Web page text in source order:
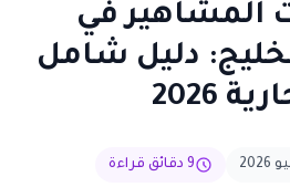
المشاهير في
دليل شامل
2026
9 دقائق قراءة